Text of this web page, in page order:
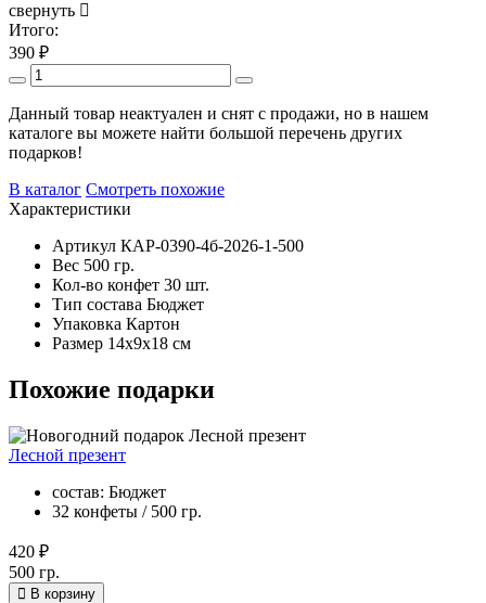
свернуть
Итого:
390 ₽
Данный товар неактуален и снят с продажи, но в нашем
каталоге вы можете найти большой перечень других
подарков!
В каталог Смотреть похожие
Характеристики
Артикул КАР-0390-4б-2026-1-500
Вес 500 гр.
Кол-во конфет 30 шт.
Тип состава Бюджет
Упаковка Картон
Размер 14х9х18 см
Похожие подарки
Лесной презент
состав: Бюджет
32 конфеты / 500 гр.
420 ₽
500 гр.
В корзину